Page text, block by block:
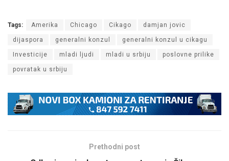
Tags: Amerika Chicago Cikago damjan jovic
dijaspora generalni konzul generalni konzul u cikagu
Investicije mladi ljudi mladi u srbiju poslovne prilike
povratak u srbiju
Prethodni post